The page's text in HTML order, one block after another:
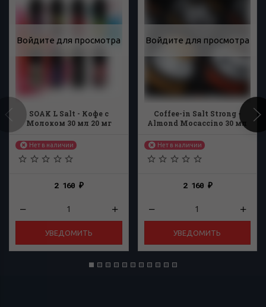
Войдите для просмотра
SOAK L Salt - Кофе с
Молоком 30 мл 20 мг
Нет в наличии
2 160₽
УВЕДОМИТЬ
Войдите для просмотра
Coffee-in Salt Strong -
Almond Mocaccino 30 мл
Нет в наличии
2 160 ₽
УВЕДОМИТЬ